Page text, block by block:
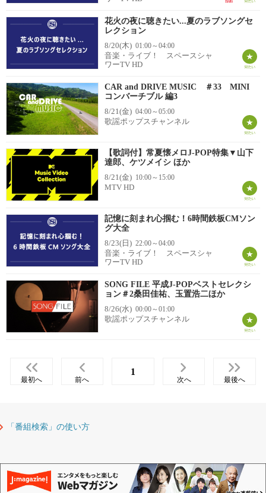
花火の夜に聴きたい...夏のラブソングセ
レクション
8/20(木) 01:00～04:00
音楽・ライブ！ スペースシャ
ワーTV HD
CAR and DRIVE MUSIC ＃33 MINI
コンバーチブル 編3
8/21(金) 04:00～05:00
歌謡ポップスチャンネル
【歌詞付】常夏懐メロJ-POP特集▼山下
達郎、ケツメイシ ほか
8/21(金) 10:00～15:00
MTV HD
記憶に刻まれ心掴む！6時間鉄板CMソン
グ大全
8/23(日) 22:00～04:00
音楽・ライブ！ スペースシャ
ワーTV HD
SONG FILE 平成J-POPベストセレクシ
ョン＃2桑田佳祐、玉置浩二ほか
8/26(水) 00:00～01:00
歌謡ポップスチャンネル
最初へ 前へ
1
次へ 最後へ
「番組検索」の使い方